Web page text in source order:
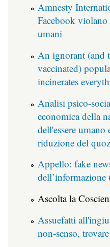
Amnesty
Facebook
umani
An ignorant (and
vaccinated)
incinerates
Analisi psico-
economica della
dell'essere umano
riduzione del
Appello: fake
Ascolta la
Assuefatti
non-senso,